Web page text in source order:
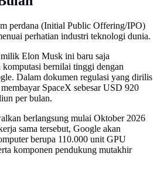
perdana (Initial Public Offering/IPO)
perhatian industri teknologi dunia.
milik Elon Musk ini baru saja
komputasi bernilai tinggi dengan
Dalam dokumen regulasi yang dirilis
SpaceX sebesar USD 920
per bulan.
berlangsung mulai Oktober 2026
sama tersebut, Google akan
berupa 110.000 unit GPU
komponen pendukung mutakhir